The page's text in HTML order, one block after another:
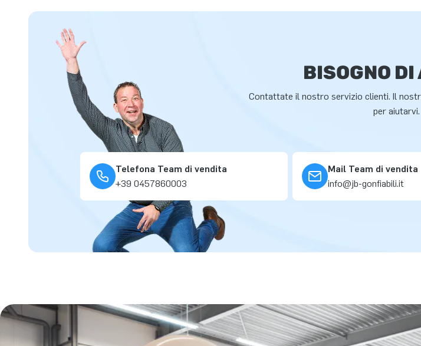
BISOGNO
Contattate il nostro servizio clienti. Il
per aiutarvi.
Telefona Team di vendita
+39 0457860003
Mail Team di vendita
info@jb-gonfiabili.it